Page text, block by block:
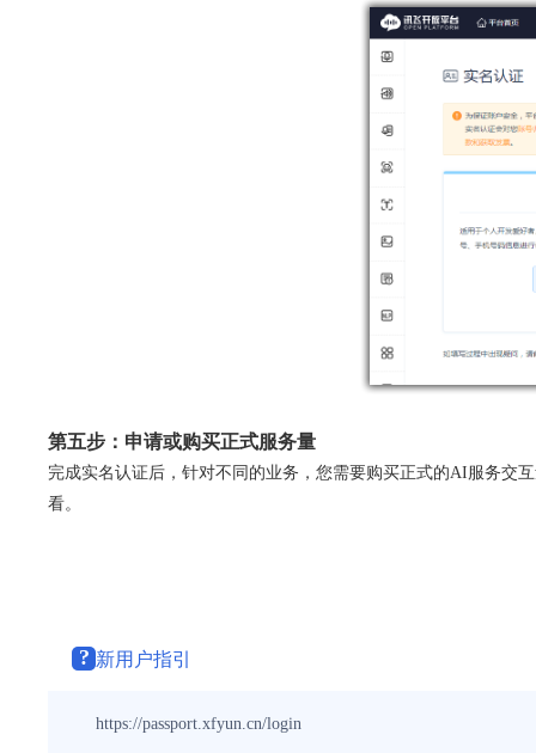
第五步：申请或购买正式服务量
完成实名认证后，针对不同的业务，您需要购买正式的AI服务交
看。
? 新用户指引
https://passport.xfyun.cn/login